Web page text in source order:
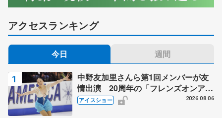
アクセスランキング
今日 週間
中野友加里さんら第1回メンバーが友
情出演 20周年の「フレンズオンアイ
ス」 宮本賢二さん、有川梨絵さん、
アイスショー 2026.08.06